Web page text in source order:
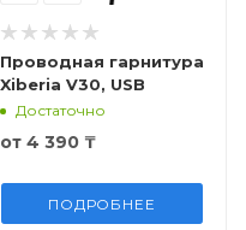
Проводная гарнитура
Xiberia V30, USB
Достаточно
от 4 390 ₸
ПОДРОБНЕЕ